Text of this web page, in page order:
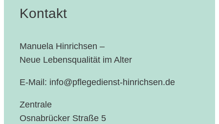
Kontakt
Manuela Hinrichsen –
Neue Lebensqualität im Alter
E-Mail: info@pflegedienst-hinrichsen.de
Zentrale
Osnabrücker Straße 5